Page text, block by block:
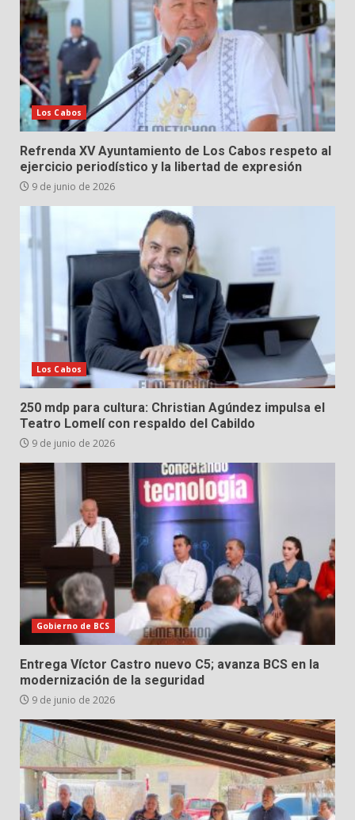
Los Cabos
Refrenda XV Ayuntamiento de Los Cabos respeto al
ejercicio periodístico y la libertad de expresión
9 de junio de 2026
Los Cabos
250 mdp para cultura: Christian Agúndez impulsa el
Teatro Lomelí con respaldo del Cabildo
9 de junio de 2026
Gobierno de BCS
Entrega Víctor Castro nuevo C5; avanza BCS en la
modernización de la seguridad
9 de junio de 2026